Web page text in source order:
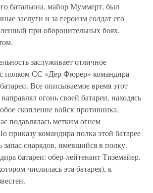
батальона, майор Муммерт, был
заслуги и за героизм солдат его
при оборонительных боях,
заслуживает отличное
полком СС «Дер Фюрер» командира
Все описываемое время этот
огонь своей батареи, находясь
скопление войск противника,
подавлялась метким огнем
приказу командира полка этой батарее
запас снарядов, имевшийся в полку.
батареи: обер-лейтенант Тиземайер.
числилась эта батарея), к